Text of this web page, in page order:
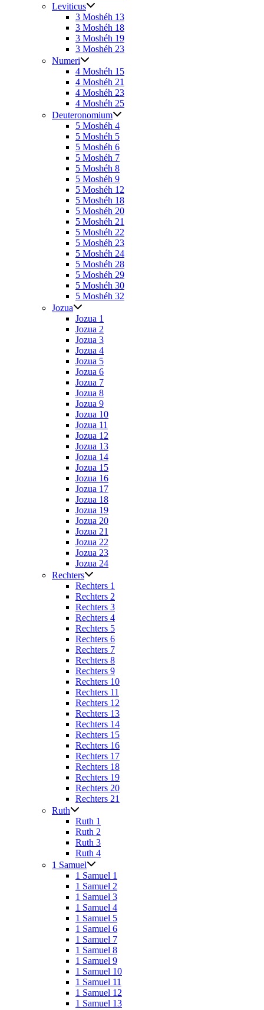
Leviticus
3 Moshéh 13
3 Moshéh 18
3 Moshéh 19
3 Moshéh 23
Numeri
4 Moshéh 15
4 Moshéh 21
4 Moshéh 23
4 Moshéh 25
Deuteronomium
5 Moshéh 4
5 Moshéh 5
5 Moshéh 6
5 Moshéh 7
5 Moshéh 8
5 Moshéh 9
5 Moshéh 12
5 Moshéh 18
5 Moshéh 20
5 Moshéh 21
5 Moshéh 22
5 Moshéh 23
5 Moshéh 24
5 Moshéh 28
5 Moshéh 29
5 Moshéh 30
5 Moshéh 32
Jozua
Jozua 1
Jozua 2
Jozua 3
Jozua 4
Jozua 5
Jozua 6
Jozua 7
Jozua 8
Jozua 9
Jozua 10
Jozua 11
Jozua 12
Jozua 13
Jozua 14
Jozua 15
Jozua 16
Jozua 17
Jozua 18
Jozua 19
Jozua 20
Jozua 21
Jozua 22
Jozua 23
Jozua 24
Rechters
Rechters 1
Rechters 2
Rechters 3
Rechters 4
Rechters 5
Rechters 6
Rechters 7
Rechters 8
Rechters 9
Rechters 10
Rechters 11
Rechters 12
Rechters 13
Rechters 14
Rechters 15
Rechters 16
Rechters 17
Rechters 18
Rechters 19
Rechters 20
Rechters 21
Ruth
Ruth 1
Ruth 2
Ruth 3
Ruth 4
1 Samuel
1 Samuel 1
1 Samuel 2
1 Samuel 3
1 Samuel 4
1 Samuel 5
1 Samuel 6
1 Samuel 7
1 Samuel 8
1 Samuel 9
1 Samuel 10
1 Samuel 11
1 Samuel 12
1 Samuel 13